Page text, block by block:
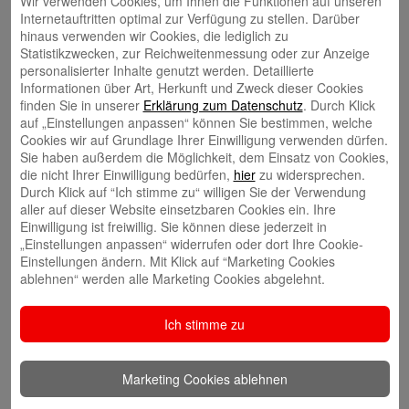
Kalte Progression im Fokus
Der Grundfreibetrag bei der Einkommensteuer, der dazu dient, das
materielle Existenzminimum steuerfrei zu lassen, steigt auf 9168 Euro –
bei Zusammenveranlagung sind es 18.336 Euro. Erst wenn das zu
versteuernde Einkommen den Grundfreibetrag übersteigt, muss
Einkommensteuer gezahlt werden.
Der Einkommensteuertarif wird mit dem Ziel geändert, diekalte
Progressionauszugleichen. Das ist die Steuermehrbelastung, die
dadurch eintritt, dass auch auf denjenigen Teil einer Bruttolohnerhöhung
Einkommensteuer gezahlt werden muss, der lediglich den
Kaufkraftverlust ausgleicht. Zur Abmilderung dieses Effekts werden die
Eckwerte des Tarifs entsprechend angepasst.
Damit der Verzicht aufs eigene Auto attraktiver wird, sind vom
Arbeitgeber geförderteJobticketsfür den öffentlichen
Allerdings wird die steuerfreie Arbeitgeberleistung dann auf die
Entfernungspauschale angerechnet. Außerdem dürfen Arbeitnehmer
ihnen zur Verfügung gestellte Dienstfahrräder und E-Bikes steuerfrei
privat nutzen.
(Haftungsausschluss: Dieser Inhalt wurde durch Fachautoren sorgfältig
Internetauftritten optimal zur Verfügung zu stellen. Darüber
hinaus verwenden wir Cookies, die lediglich zu
Statistikzwecken, zur Reichweitenmessung oder zur Anzeige
personalisierter Inhalte genutzt werden. Detaillierte
Informationen über Art, Herkunft und Zweck dieser Cookies
finden Sie in unserer Erklärung zum Datenschutz. Durch Klick
auf „Einstellungen anpassen“ können Sie bestimmen, welche
Cookies wir auf Grundlage Ihrer Einwilligung verwenden dürfen.
Sie haben außerdem die Möglichkeit, dem Einsatz von Cookies,
die nicht Ihrer Einwilligung bedürfen, hierzu widersprechen.
Durch Klick auf “Ich stimme zu“ willigen Sie der Verwendung
aller auf dieser Website einsetzbaren Cookies ein. Ihre
Einwilligung ist freiwillig. Sie können diese jederzeit in
„Einstellungen anpassen“ widerrufen oder dort Ihre Cookie-
Einstellungen ändern. Mit Klick auf “Marketing Cookies
ablehnen“ werden alle Marketing Cookies abgelehnt.
Ich stimme zu
Marketing Cookies ablehnen